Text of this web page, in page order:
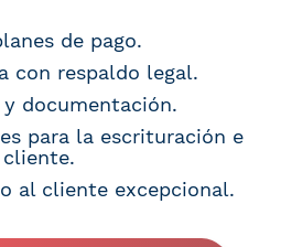
de pago.
con respaldo legal.
documentación.
para la escrituración e
al cliente excepcional.